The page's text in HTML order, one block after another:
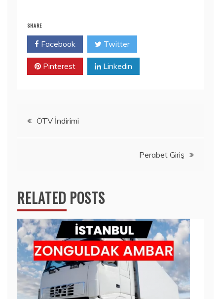
SHARE
Facebook Twitter
Pinterest Linkedin
YazıÖTV İndirimi
Perabet Giriş
RELATED POSTS